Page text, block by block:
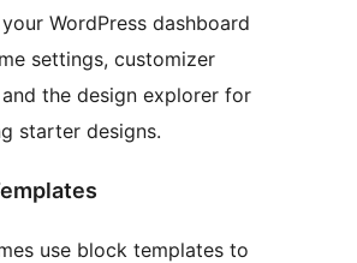
WordPress dashboard
settings, customizer
the design explorer for
starter designs.
use block templates to